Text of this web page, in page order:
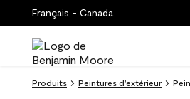
Français - Canada
Produits Peintures d’extérieur